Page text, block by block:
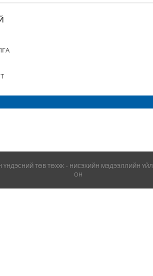
ТӨВ ТӨХХК - НИСЭХИЙН МЭДЭЭЛЛИЙН
ОН